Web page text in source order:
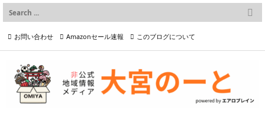

メニュー

お問い合わせ Amazonセール速報 このブログについて
プライバシーポリシー等